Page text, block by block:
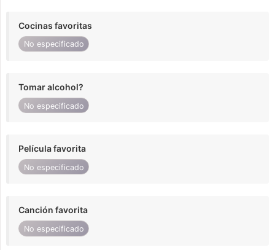
Cocinas favoritas
No especificado
Tomar alcohol?
No especificado
Película favorita
No especificado
Canción favorita
No especificado